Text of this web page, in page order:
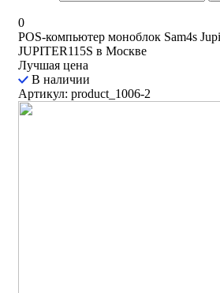
0
POS-компьютер моноблок Sam4s
JUPITER115S в Москве
Лучшая цена
В наличии
Артикул: product_1006-2